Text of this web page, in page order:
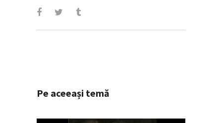
Pe aceeași temă